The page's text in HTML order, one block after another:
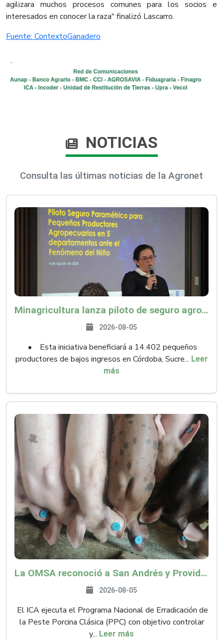
agilizara muchos procesos comunes para los socios e
interesados en conocer la raza" finalizó Lascarro.
Fuente: ContextoGanadero
NOTICIAS
Consulta las últimas noticias de la Agronet
Minagricultura lanza piloto de seguro agropecuario por $9.625 millones para proteger a más de 14.000 pequeños productores contra riesgos del Fenómeno de El Niño
2026-08-05
• Esta iniciativa beneficiará a 14.402 pequeños
productores de bajos ingresos en Córdoba, Sucre... Leer
más
La OMSA reconoció a San Andrés y Providencia como zona libre de Peste Porcina Clásica (PPC)
2026-08-05
El ICA ejecuta el Programa Nacional de Erradicación de
la Peste Porcina Clásica (PPC) con objetivo controlar
y... Leer más